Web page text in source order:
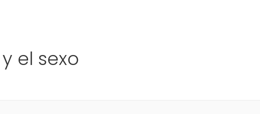
el sexo